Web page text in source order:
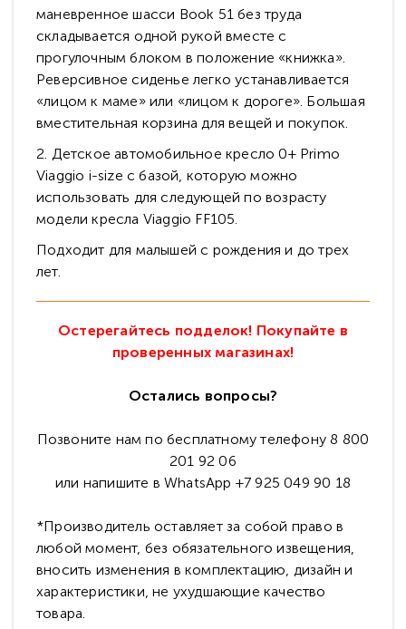
маневренное шасси Book 51 без труда
складывается одной рукой вместе с
прогулочным блоком в положение «книжка».
Реверсивное сиденье легко устанавливается
«лицом к маме» или «лицом к дороге». Большая
вместительная корзина для вещей и покупок.
2. Детское автомобильное кресло 0+ Primo
Viaggio i-size с базой, которую можно
использовать для следующей по возрасту
модели кресла Viaggio FF105.
Подходит для малышей с рождения и до трех
лет.
Остерегайтесь подделок! Покупайте в
проверенных магазинах!
Остались вопросы?
Позвоните нам по бесплатному телефону 8 800
201 92 06
или напишите в WhatsApp +7 925 049 90 18
*Производитель оставляет за собой право в
любой момент, без обязательного извещения,
вносить изменения в комплектацию, дизайн и
характеристики, не ухудшающие качество
товара.